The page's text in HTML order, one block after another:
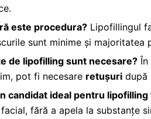
este procedura? Lipofillingul
sunt minime și
de lipofilling sunt necesare? În
pot fi necesare retușuri după
candidat ideal pentru lipofilling
fără a apela la substanțe